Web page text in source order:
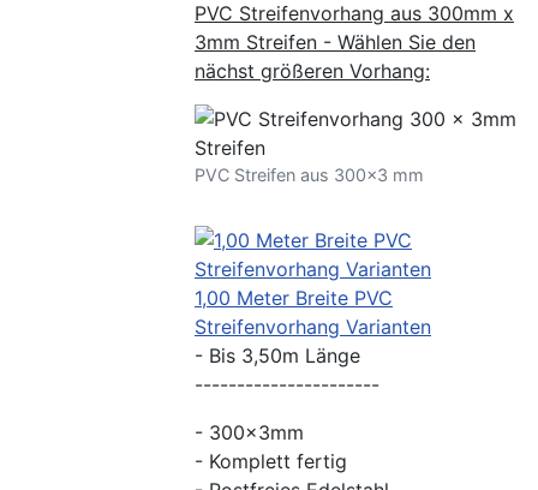
PVC Streifenvorhang aus 300mm x
3mm Streifen - Wählen Sie den
nächst größeren Vorhang:
PVC Streifen aus 300x3 mm
1,00 Meter Breite PVC
Streifenvorhang Varianten
- Bis 3,50m Länge
----------------------
- 300x3mm
- Komplett fertig